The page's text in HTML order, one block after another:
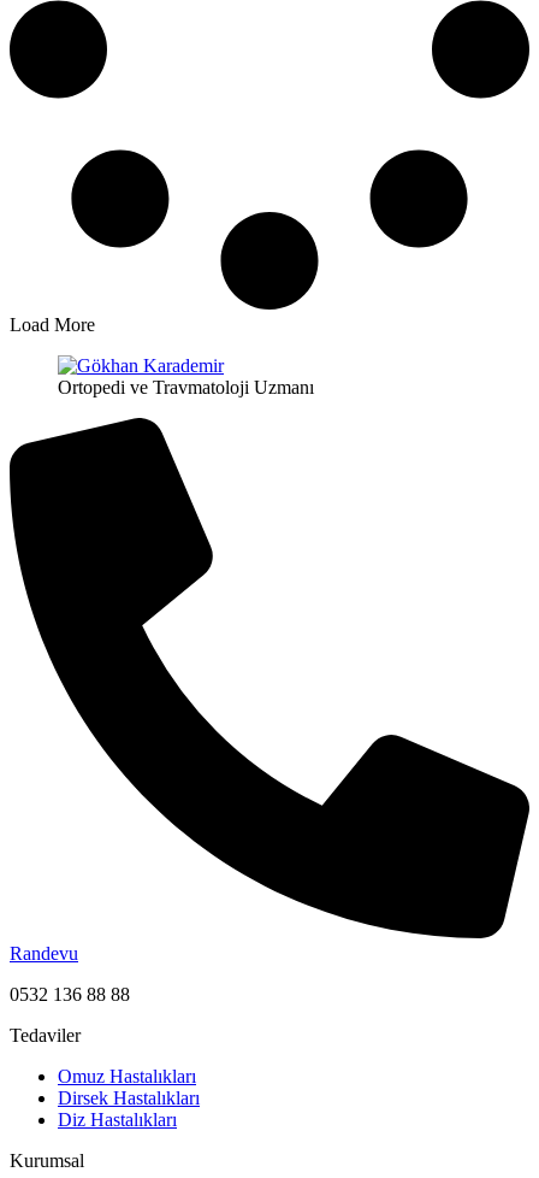
Load More
Ortopedi ve Travmatoloji Uzmanı
Randevu
0532 136 88 88
Tedaviler
Omuz Hastalıkları
Dirsek Hastalıkları
Diz Hastalıkları
Kurumsal